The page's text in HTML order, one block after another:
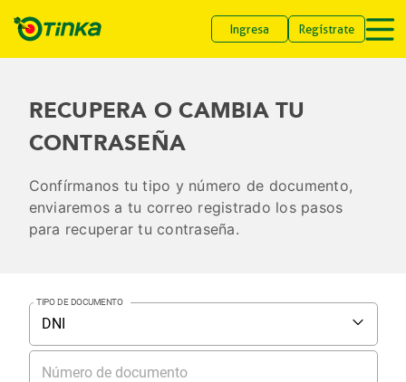
Ingresa Regístrate
RECUPERA O CAMBIA TU
CONTRASEÑA
Confírmanos tu tipo y número de documento,
enviaremos a tu correo registrado los pasos
para recuperar tu contraseña.
TIPO DE DOCUMENTO
DNI
Número de documento